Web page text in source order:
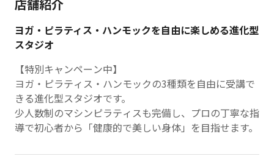
店舗紹介
ヨガ・ピラティス・ハンモックを自由に楽しめる進化型
スタジオ
【特別キャンペーン中】
ヨガ・ピラティス・ハンモックの3種類を自由に受講で
きる進化型スタジオです。
少人数制のマシンピラティスも完備し、プロの丁寧な指
導で初心者から「健康的で美しい身体」を目指せます。